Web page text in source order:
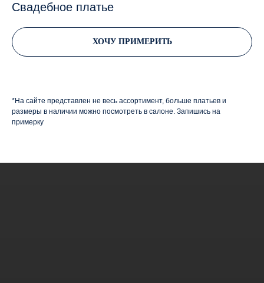
Свадебное платье
ХОЧУ ПРИМЕРИТЬ
*На сайте представлен не весь ассортимент, больше платьев и
размеры в наличии можно посмотреть в салоне. Запишись на
примерку